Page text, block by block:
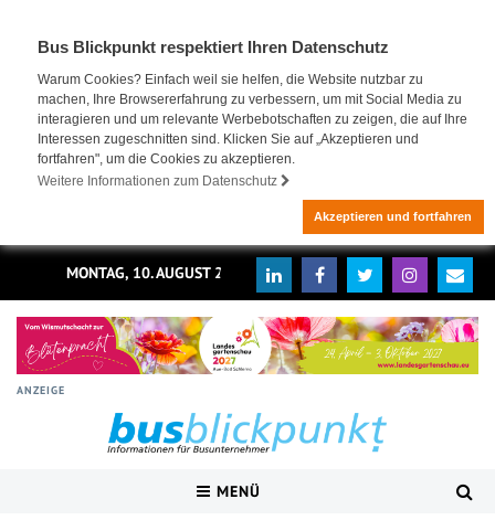
Bus Blickpunkt respektiert Ihren Datenschutz
Warum Cookies? Einfach weil sie helfen, die Website nutzbar zu
machen, Ihre Browsererfahrung zu verbessern, um mit Social Media zu
interagieren und um relevante Werbebotschaften zu zeigen, die auf Ihre
Interessen zugeschnitten sind. Klicken Sie auf „Akzeptieren und
fortfahren", um die Cookies zu akzeptieren.
Weitere Informationen zum Datenschutz
Akzeptieren und fortfahren
MONTAG, 10. AUGUST 2026
ANZEIGE
MENÜ